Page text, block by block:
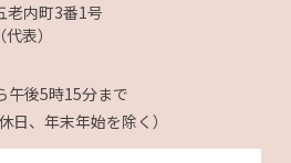
老内町3番1号
（代表）
午後5時15分まで
日、年末年始を除く）